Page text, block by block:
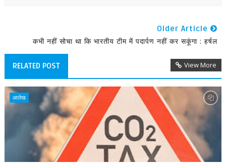
Older Article
कभी नहीं सोचा था कि भारतीय टीम में पदार्पण नहीं कर सकूंगा : हर्षल
RELATED POST View More
आलेख